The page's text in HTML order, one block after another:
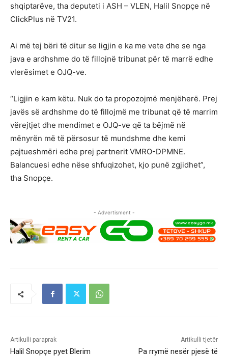
shqiptarëve, tha deputeti i ASH – VLEN, Halil Snopçe në
ClickPlus në TV21.
Ai më tej bëri të ditur se ligjin e ka me vete dhe se nga
java e ardhshme do të fillojnë tribunat për të marrë edhe
vlerësimet e OJQ-ve.
“Ligjin e kam këtu. Nuk do ta propozojmë menjëherë. Prej
javës së ardhshme do të fillojmë me tribunat që të marrim
vërejtjet dhe mendimet e OJQ-ve që ta bëjmë në
mënyrën më të përsosur të mundshme dhe kemi
pajtueshmëri edhe prej partnerit VMRO-DPMNE.
Balancuesi edhe nëse shfuqizohet, kjo punë zgjidhet”,
tha Snopçe.
- Advertisment -
Artikulli paraprak
Halil Snopçe pyet Blerim
Artikulli tjetër
Pa rrymë nesër pjesë të